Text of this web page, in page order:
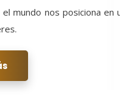
mundo nos posiciona en